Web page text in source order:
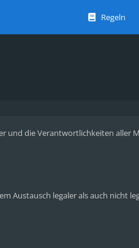
Regeln
und die Verantwortlichkeiten aller
Austausch legaler als auch nicht